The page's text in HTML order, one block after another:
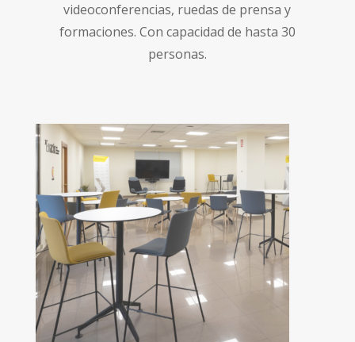
videoconferencias, ruedas de prensa y
formaciones. Con capacidad de hasta 30
personas.